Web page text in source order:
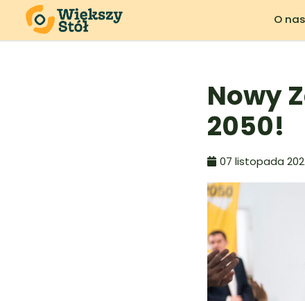
O nas
Nowy
2050!
07 listopada